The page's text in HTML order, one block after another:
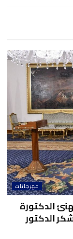
مهرجانات
الدكتورة
الدكتور